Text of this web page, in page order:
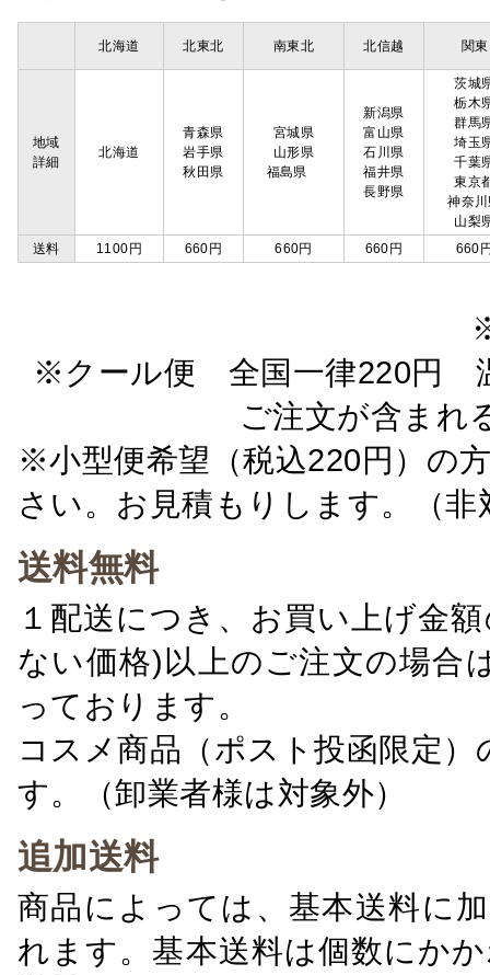
北海道 北東北 南東北 北信越 関東
地域
詳細
北海道
青森県
岩手県
秋田県
宮城県
山形県
福島県
新潟県
富山県
石川県
福井県
長野県
茨城
栃木
群馬
埼玉
千葉
東京
神奈
山梨
送料
1100円 660円 660円 660円 660
※クール便 全国一律220円
ご注文が含ま
※小型便希望（税込220円）の
さい。お見積もりします。（非
送料無料
１配送につき、お買い上げ金
ない価格)以上のご注文の場合
っております。
コスメ商品（ポスト投函限定
す。（卸業者様は対象外）
追加送料
商品によっては、基本送料に
れます。基本送料は個数にか